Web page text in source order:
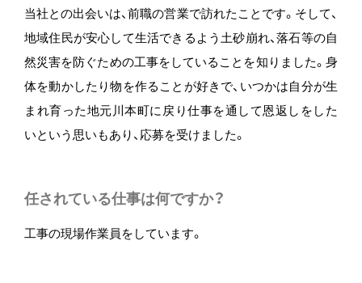
当社との出会いは、前職の営業で訪れたことです。そして、
地域住民が安心して生活できるよう土砂崩れ、落石等の自
然災害を防ぐための工事をしていることを知りました。身
体を動かしたり物を作ることが好きで、いつかは自分が生
まれ育った地元川本町に戻り仕事を通して恩返しをした
いという思いもあり、応募を受けました。
任されている仕事は何ですか？
工事の現場作業員をしています。